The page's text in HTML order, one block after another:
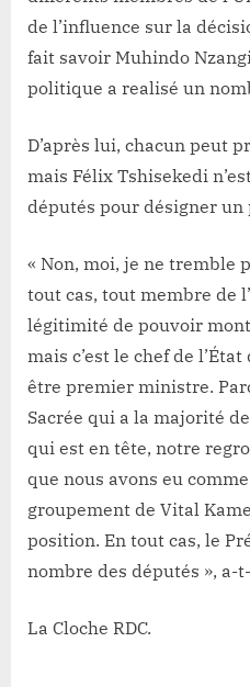
de l’influence sur la
fait savoir Muhindo
politique a realisé un
D’après lui, chacun peut
mais Félix Tshisekedi
députés pour désigner
« Non, moi, je ne tremble
tout cas, tout membre de
légitimité de pouvoir
mais c’est le chef de
être premier ministre.
Sacrée qui a la majorité
qui est en tête, notre
que nous avons eu
groupement de Vital
position. En tout cas, le
nombre des députés », a-
La Cloche RDC.